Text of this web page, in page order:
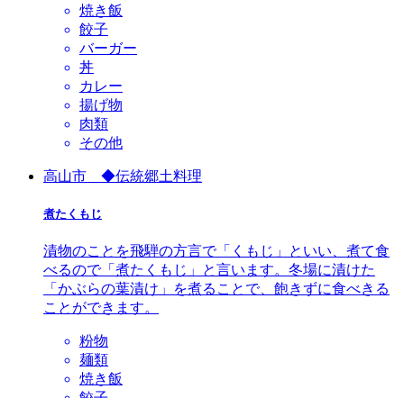
焼き飯
餃子
バーガー
丼
カレー
揚げ物
肉類
その他
高山市 ◆伝統郷土料理
煮たくもじ
漬物のことを飛騨の方言で「くもじ」といい、煮て食
べるので「煮たくもじ」と言います。冬場に漬けた
「かぶらの葉漬け」を煮ることで、飽きずに食べきる
ことができます。
粉物
麺類
焼き飯